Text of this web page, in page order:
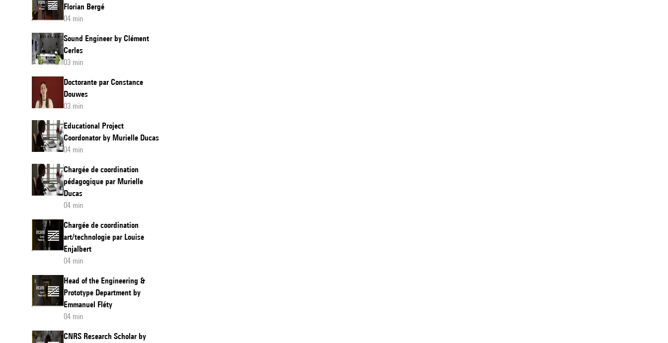
Florian Bergé
04 min
Sound Engineer by Clément
Cerles
03 min
Doctorante par Constance
Douwes
03 min
Educational Project
Coordonator by Murielle Ducas
04 min
Chargée de coordination
pédagogique par Murielle
Ducas
04 min
Chargée de coordination
art/technologie par Louise
Enjalbert
04 min
Head of the Engineering &
Prototype Department by
Emmanuel Fléty
04 min
CNRS Research Scholar by